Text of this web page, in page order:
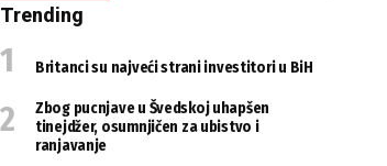
Trending
Britanci su najveći strani investitori u BiH
Zbog pucnjave u Švedskoj uhapšen
tinejdžer, osumnjičen za ubistvo i
ranjavanje